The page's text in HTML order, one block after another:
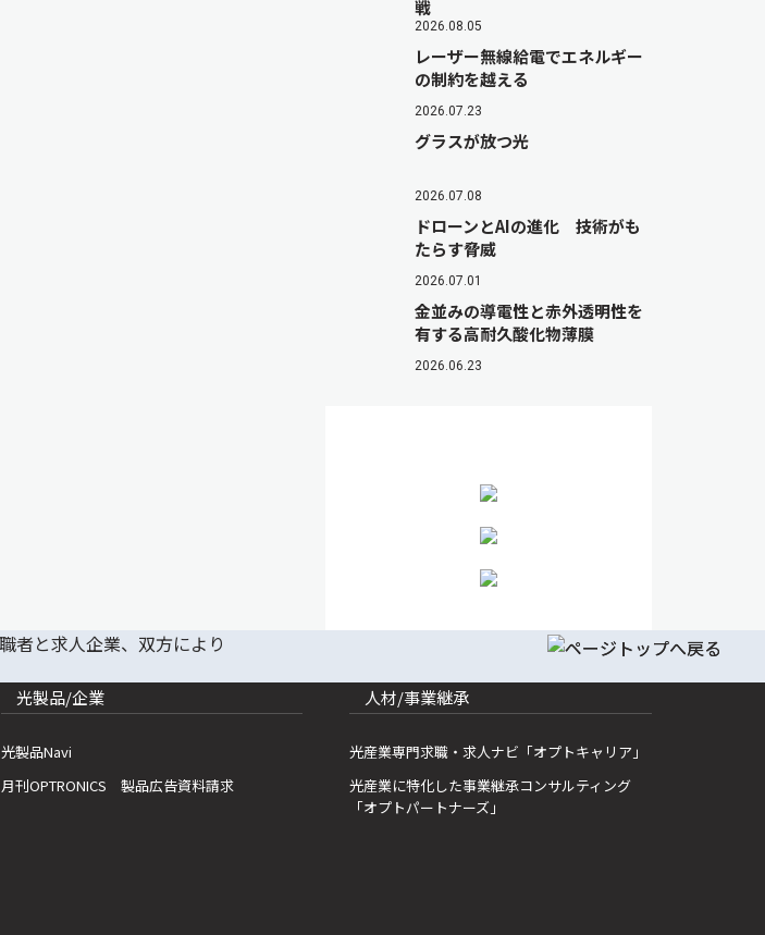
戦
2026.08.05
レーザー無線給電でエネルギー
の制約を越える
2026.07.23
グラスが放つ光
2026.07.08
ドローンとAIの進化 技術がも
たらす脅威
2026.07.01
金並みの導電性と赤外透明性を
有する高耐久酸化物薄膜
2026.06.23
光製品/企業
光製品Navi
月刊OPTRONICS 製品広告資料請求
人材/事業継承
光産業専門求職・求人ナビ「オプトキャリア」
光産業に特化した事業継承コンサルティング
「オプトパートナーズ」